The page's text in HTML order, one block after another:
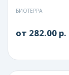
БИОТЕРРА
от 282.00 р.